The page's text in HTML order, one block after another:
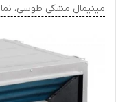
مینیمال مشکی طوسی،